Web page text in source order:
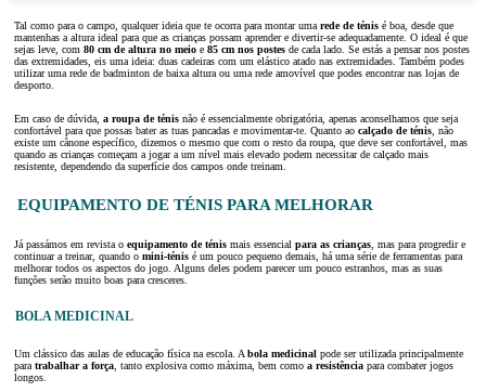
Tal como para o campo, qualquer ideia que te ocorra para montar uma rede de ténis é boa, desde que
mantenhas a altura ideal para que as crianças possam aprender e divertir-se adequadamente. O ideal é que
sejas leve, com 80 cm de altura no meio e 85 cm nos postes de cada lado. Se estás a pensar nos postes
das extremidades, eis uma ideia: duas cadeiras com um elástico atado nas extremidades. Também podes
utilizar uma rede de badminton de baixa altura ou uma rede amovível que podes encontrar nas lojas de
desporto.
Em caso de dúvida, a roupa de ténis não é essencialmente obrigatória, apenas aconselhamos que seja
confortável para que possas bater as tuas pancadas e movimentar-te. Quanto ao calçado de ténis , não
existe um cânone específico, dizemos o mesmo que com o resto da roupa, que deve ser confortável, mas
quando as crianças começam a jogar a um nível mais elevado podem necessitar de calçado mais
resistente, dependendo da superfície dos campos onde treinam.
EQUIPAMENTO DE TÉNIS PARA MELHORAR
Já passámos em revista o equipamento de ténis mais essencial para as crianças, mas para progredir e
continuar a treinar, quando o mini-ténis é um pouco pequeno demais, há uma série de ferramentas para
melhorar todos os aspectos do jogo. Alguns deles podem parecer um pouco estranhos, mas as suas
funções serão muito boas para cresceres.
BOLA MEDICINAL
Um clássico das aulas de educação física na escola. A bola medicinal pode ser utilizada principalmente
para trabalhar a força , tanto explosiva como máxima, bem como a resistência para combater jogos
longos.